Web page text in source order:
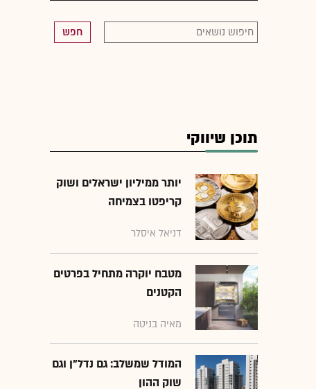
חפש
תוכן שיווקי
יותר ממיליון ישראלים ושוק
קריפטו בצמיחה
דניאל איסלר
מטבח יוקרה מתחיל בפרטים
הקטנים
מאיה בניטה
המודל שמשלב: גם נדל"ן וגם
שוק ההון